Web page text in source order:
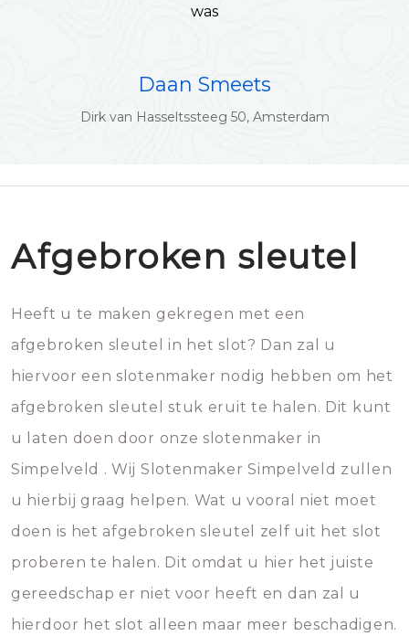
was
Daan Smeets
Dirk van Hasseltssteeg 50, Amsterdam
Afgebroken sleutel
Heeft u te maken gekregen met een
afgebroken sleutel in het slot? Dan zal u
hiervoor een slotenmaker nodig hebben om het
afgebroken sleutel stuk eruit te halen. Dit kunt
u laten doen door onze slotenmaker in
Simpelveld . Wij Slotenmaker Simpelveld zullen
u hierbij graag helpen. Wat u vooral niet moet
doen is het afgebroken sleutel zelf uit het slot
proberen te halen. Dit omdat u hier het juiste
gereedschap er niet voor heeft en dan zal u
hierdoor het slot alleen maar meer beschadigen.